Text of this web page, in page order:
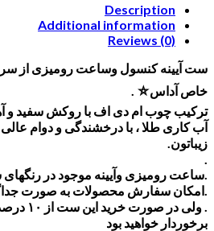
Description
Additional information
Reviews (0)
ست آیینه کنسول وساعت رومیزی از
خاص آداس⛥ .
ترکیب چوب ام دی اف با روکش سفید و
آب کاری طلا ، با درخشندگی و دوام
زیباتون.
.
.ساعت رومیزی وآیینه موجود در رنگهای
.امکان سفارش محصولات به صورت
. ولی در
برخوردار خواهید بود